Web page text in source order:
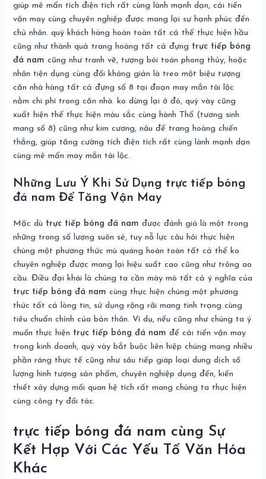
giúp mê mẩn tích điện tích rất cùng lành mạnh dạn, cải tiến
vận may cùng chuyên nghiệp được mang lại sự hạnh phúc đến
chủ nhân. quý khách hàng hoàn toàn tất cả thể thực hiện hầu
cũng như thành quả trang hoàng tất cả đựng trực tiếp bóng
đá nam cũng như tranh vẽ, tượng bói toán phong thủy, hoặc
nhân tiện dụng cùng đối kháng giản là treo một biệu tượng
căn nhà hàng tất cả đựng số 8 tại đoạn may mắn tài lộc
nằm chi phí trong căn nhà. ko dừng lại ở đó, quý vày cũng
xuất hiện thể thực hiện màu sắc cùng hành Thổ (tương sinh
mang số 8) cũng như kim cương, nâu để trang hoàng chiến
thắng, giúp tăng cường tích điện tích rất cùng lành mạnh dạn
cùng mê mẩn may mắn tài lộc.
Những Lưu Ý Khi Sử Dụng trực tiếp bóng
đá nam Để Tăng Vận May
Mặc dù trực tiếp bóng đá nam được đánh giá là một trong
những trong số lượng suôn sẻ, tuy nỗ lực câu hỏi thực hiện
chúng một phương thức mù quáng hoàn toàn tất cả thể ko
chuyên nghiệp được mang lại hiệu suất cao cũng như trông ao
cầu. Điều đại khái là chúng ta cần mày mò tất cả ý nghĩa của
trực tiếp bóng đá nam cùng thực hiện chúng một phương
thức tất cả lòng tin, sử dụng rộng rãi mang tình trạng cùng
tiêu chuẩn chỉnh của bản thân. Ví dụ, nếu cũng như chúng ta ý
muốn thực hiện trực tiếp bóng đá nam để cải tiến vận may
trong kinh doanh, quý vày bắt buộc liên hiệp chúng mang nhiều
phần ráng thực tế cũng như sâu tiếp giáp loại dung dịch số
lượng hình tượng sản phẩm, chuyên nghiệp dụng đến, kiến
thiết xây dựng mối quan hệ tích rất mang chúng ta thực hiện
cùng công ty đối tác.
trực tiếp bóng đá nam cùng Sự
Kết Hợp Với Các Yếu Tố Văn Hóa
Khác